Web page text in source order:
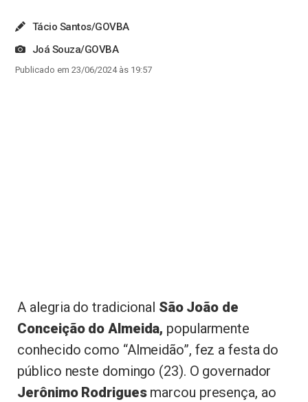
Tácio Santos/GOVBA
Joá Souza/GOVBA
Publicado em 23/06/2024 às 19:57
A alegria do tradicional São João de
Conceição do Almeida, popularmente
conhecido como “Almeidão”, fez a festa do
público neste domingo (23). O governador
Jerônimo Rodriguesmarcou presença, ao